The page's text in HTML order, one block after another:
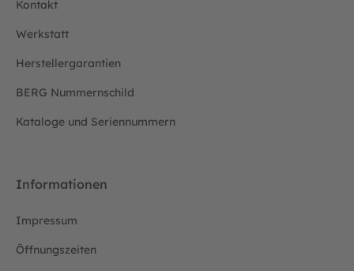
Kontakt
Werkstatt
Herstellergarantien
BERG Nummernschild
Kataloge und Seriennummern
Informationen
Impressum
Öffnungszeiten